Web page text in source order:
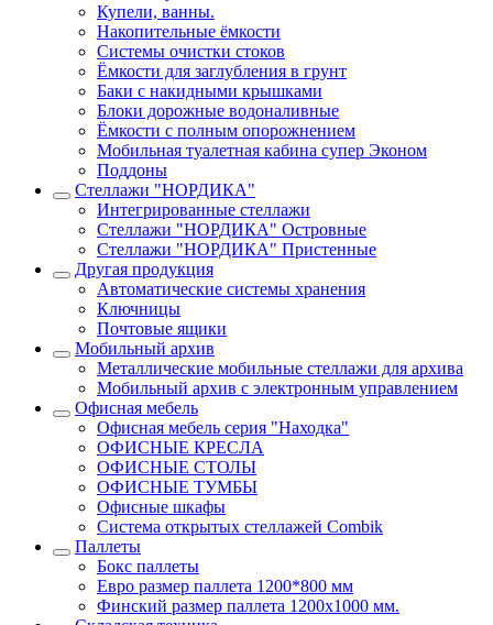
Купели, ванны.
Накопительные ёмкости
Системы очистки стоков
Ёмкости для заглубления в грунт
Баки с накидными крышками
Блоки дорожные водоналивные
Ёмкости с полным опорожнением
Мобильная туалетная кабина супер Эконом
Поддоны
Стеллажи "НОРДИКА"
Интегрированные стеллажи
Стеллажи "НОРДИКА" Островные
Стеллажи "НОРДИКА" Пристенные
Другая продукция
Автоматические системы хранения
Ключницы
Почтовые ящики
Мобильный архив
Металлические мобильные стеллажи для архива
Мобильный архив с электронным управлением
Офисная мебель
Офисная мебель серия "Находка"
ОФИСНЫЕ КРЕСЛА
ОФИСНЫЕ СТОЛЫ
ОФИСНЫЕ ТУМБЫ
Офисные шкафы
Система открытых стеллажей Combik
Паллеты
Бокс паллеты
Евро размер паллета 1200*800 мм
Финский размер паллета 1200х1000 мм.